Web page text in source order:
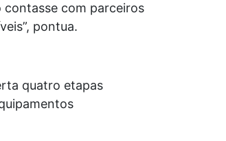
contasse com parceiros
pontua.
quatro etapas